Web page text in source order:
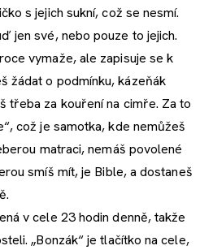
s jejich sukní, což se nesmí.
jen své, nebo pouze to jejich.
vymaže, ale zapisuje se k
žádat o podmínku, kázeňák
třeba za kouření na cimře. Za to
což je samotka, kde nemůžeš
matraci, nemáš povolené
smíš mít, je Bible, a dostaneš
v cele 23 hodin denně, takže
„Bonzák“ je tlačítko na cele,